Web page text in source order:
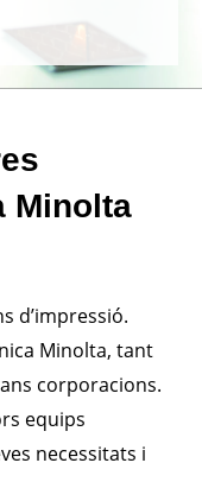
Minolta
d’impressió.
Minolta, tant
corporacions.
equips
necessitats i